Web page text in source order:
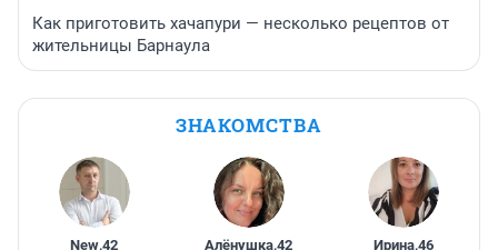
Как приготовить хачапури — несколько рецептов от
жительницы Барнаула
ЗНАКОМСТВА
New,42 Алёнушка,42 Ирина,46